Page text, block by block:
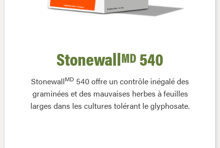
StonewallMD 540
StonewallMD 540 offre un contrôle inégalé des
graminées et des mauvaises herbes à feuilles
larges dans les cultures tolérant le glyphosate.